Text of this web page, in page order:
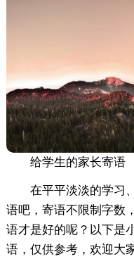
给学生的家长寄语
在平平淡淡的学习
语吧，寄语不限制字数
语才是好的呢？以下是
语，仅供参考，欢迎大